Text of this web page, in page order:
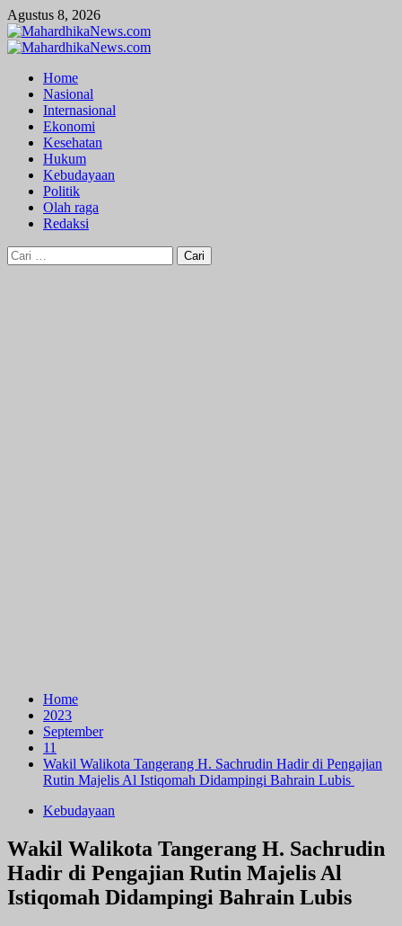
Skip
to
content
Agustus 8, 2026
Primary
Home
Nasional
Internasional
Ekonomi
Kesehatan
Hukum
Kebudayaan
Politik
Olah raga
Redaksi
Cari
untuk:
Home
2023
September
11
Wakil Walikota Tangerang H. Sachrudin Hadir di Pengajian
Rutin Majelis Al Istiqomah Didampingi Bahrain Lubis
Kebudayaan
Wakil Walikota Tangerang H. Sachrudin
Hadir di Pengajian Rutin Majelis Al
Istiqomah Didampingi Bahrain Lubis